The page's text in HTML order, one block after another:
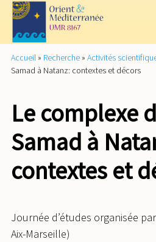
Accueil » Recherche » Activités
Samad à Natanz: contextes et décors
Le complexe
Samad à
contextes et
Journée d’études organisée
Aix-Marseille)